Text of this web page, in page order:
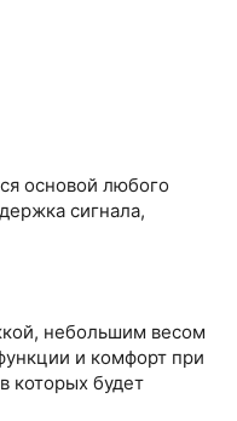
основой любого
сигнала,
небольшим весом
и комфорт при
которых будет